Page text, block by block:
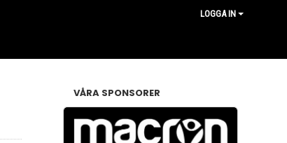
LOGGA IN
VÅRA SPONSORER